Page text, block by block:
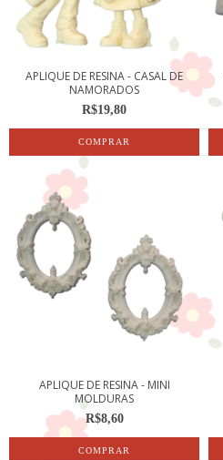
APLIQUE DE RESINA - CASAL DE
NAMORADOS
R$19,80
APLIQUE DE RESINA - MINI
MOLDURAS
R$8,60